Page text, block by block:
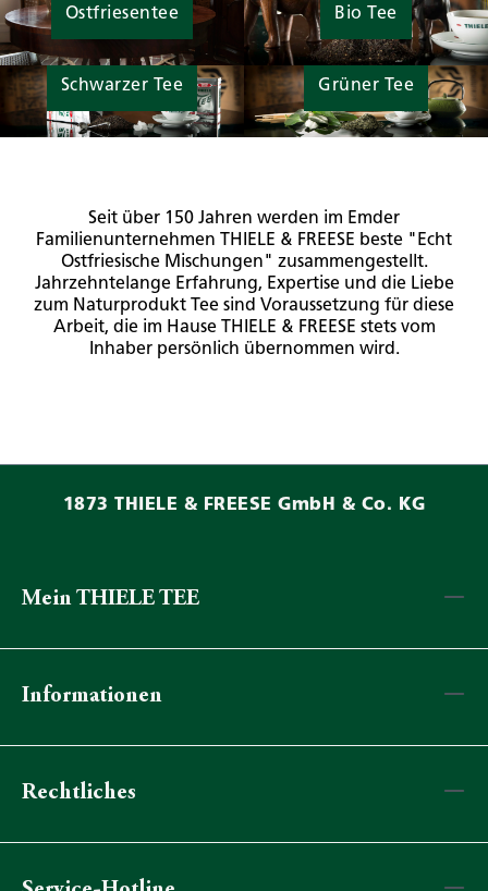
Ostfriesentee Bio Tee
Schwarzer Tee Grüner Tee
Seit über 150 Jahren werden im Emder
Familienunternehmen THIELE & FREESE beste "Echt
Ostfriesische Mischungen" zusammengestellt.
Jahrzehntelange Erfahrung, Expertise und die Liebe
zum Naturprodukt Tee sind Voraussetzung für diese
Arbeit, die im Hause THIELE & FREESE stets vom
Inhaber persönlich übernommen wird.
1873 THIELE & FREESE GmbH & Co. KG
Mein THIELE TEE
Informationen
Rechtliches